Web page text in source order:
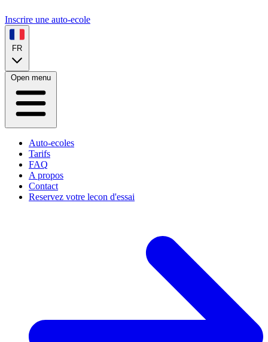
Inscrire une auto-ecole
FR
Open menu
Auto-ecoles
Tarifs
FAQ
A propos
Contact
Reservez votre lecon d'essai